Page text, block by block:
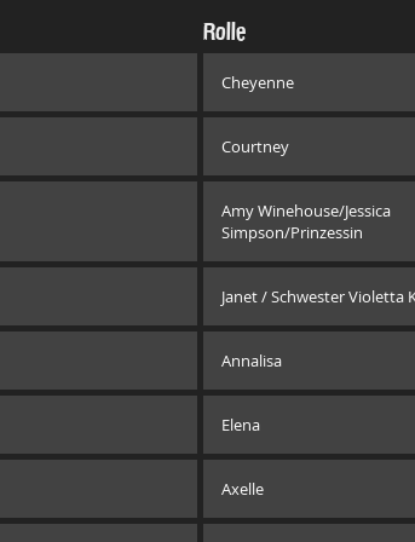
Rolle
Cheyenne
Courtney
Amy Winehouse/Jessica
Simpson/Prinzessin
Janet / Schwester Violetta
Annalisa
Elena
Axelle